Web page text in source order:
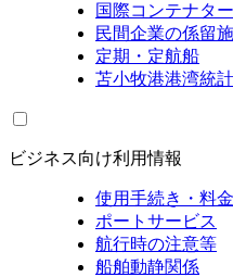
国際コンテナタ
民間企業の係留
定期・定航船
苫小牧港港湾統計
ビジネス向け利用情報
使用手続き・料金
ポートサービス
航行時の注意等
船舶動静関係